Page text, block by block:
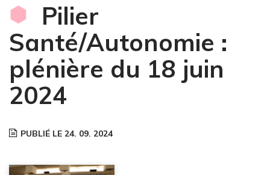
Pilier
Santé/Autonomie :
plénière du 18 juin
2024
PUBLIÉ LE 24. 09. 2024